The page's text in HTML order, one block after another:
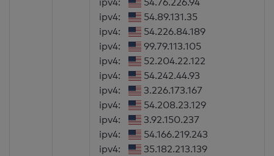
ipv4:
54.76.226.94
ipv4:
54.89.131.35
ipv4:
54.226.84.189
ipv4:
99.79.113.105
ipv4:
52.204.22.122
ipv4:
54.242.44.93
ipv4:
3.226.173.167
ipv4:
54.208.23.129
ipv4:
3.92.150.237
ipv4:
54.166.219.243
ipv4:
35.182.213.139